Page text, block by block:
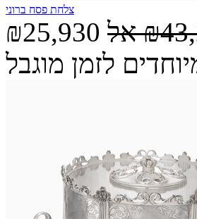
צלחת פסח ברוני
₪25,930 אל
לזמן מוגבל